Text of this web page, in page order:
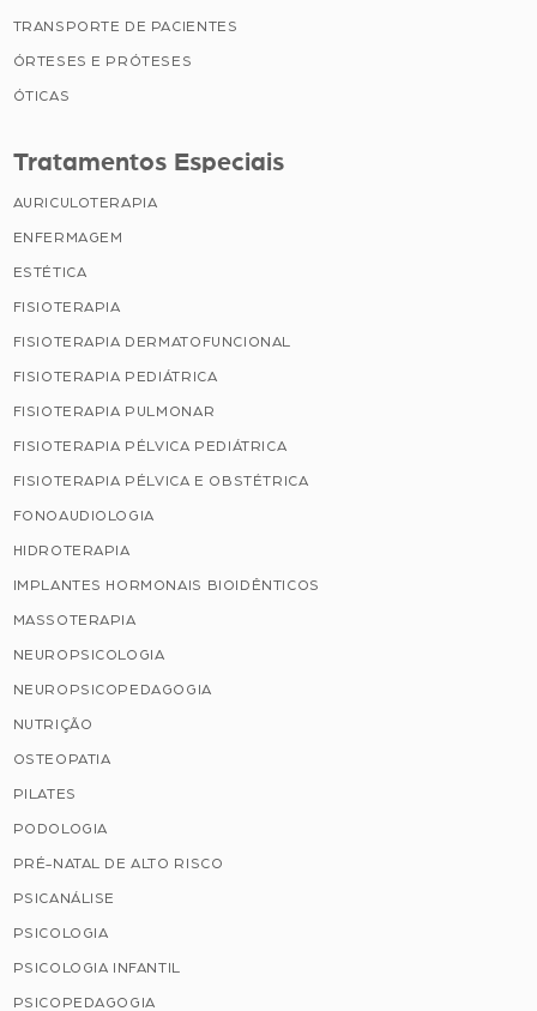
TRANSPORTE DE PACIENTES
ÓRTESES E PRÓTESES
ÓTICAS
Tratamentos Especiais
AURICULOTERAPIA
ENFERMAGEM
ESTÉTICA
FISIOTERAPIA
FISIOTERAPIA DERMATOFUNCIONAL
FISIOTERAPIA PEDIÁTRICA
FISIOTERAPIA PULMONAR
FISIOTERAPIA PÉLVICA PEDIÁTRICA
FISIOTERAPIA PÉLVICA E OBSTÉTRICA
FONOAUDIOLOGIA
HIDROTERAPIA
IMPLANTES HORMONAIS BIOIDÊNTICOS
MASSOTERAPIA
NEUROPSICOLOGIA
NEUROPSICOPEDAGOGIA
NUTRIÇÃO
OSTEOPATIA
PILATES
PODOLOGIA
PRÉ-NATAL DE ALTO RISCO
PSICANÁLISE
PSICOLOGIA
PSICOLOGIA INFANTIL
PSICOPEDAGOGIA